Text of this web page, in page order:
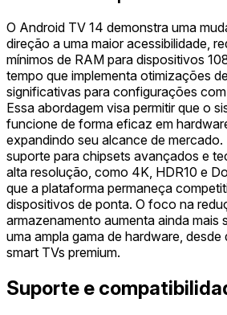
O Android TV 14 demonstra uma
direção a uma maior acessibilidade,
mínimos de RAM para dispositivos
tempo que implementa otimizações
significativas para configurações
Essa abordagem visa permitir que o
funcione de forma eficaz em
expandindo seu alcance de mercado.
suporte para chipsets avançados e
alta resolução, como 4K, HDR10 e
que a plataforma permaneça
dispositivos de ponta. O foco na
armazenamento aumenta ainda mais
uma ampla gama de hardware,
smart TVs premium.
Suporte e